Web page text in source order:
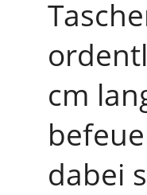
cm
dabei